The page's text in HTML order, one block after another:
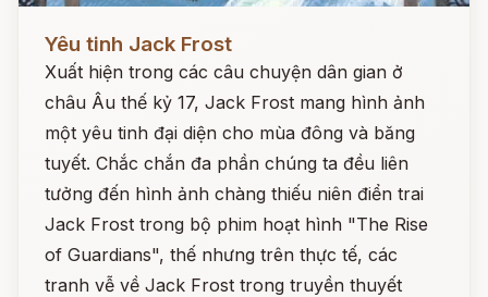
Yêu tinh Jack Frost
Xuất hiện trong các câu chuyện dân gian ở
châu Âu thế kỷ 17, Jack Frost mang hình ảnh
một yêu tinh đại diện cho mùa đông và băng
tuyết. Chắc chắn đa phần chúng ta đều liên
tưởng đến hình ảnh chàng thiếu niên điển trai
Jack Frost trong bộ phim hoạt hình "The Rise
of Guardians", thế nhưng trên thực tế, các
tranh vễ về Jack Frost trong truyền thuyết